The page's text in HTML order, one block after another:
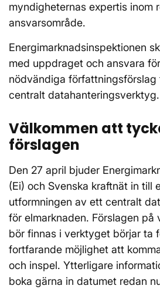
myndigheternas expertis inom
ansvarsområde.
Energimarknadsinspektionen
med uppdraget och ansvara
nödvändiga
centralt datahanteringsverktyg.
Välkommen att
förslagen
Den 27 april bjuder
(Ei) och Svenska kraftnät in till
utformningen av ett centralt
för elmarknaden. Förslagen på
bör finnas i verktyget börjar ta
fortfarande möjlighet att
och inspel. Ytterligare
boka gärna in datumet redan